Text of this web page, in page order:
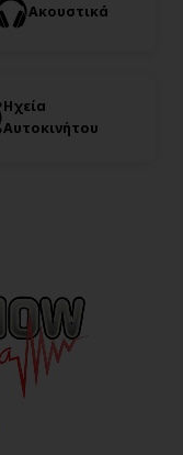
Ακουστικά
Ηχεία
Αυτοκινήτου